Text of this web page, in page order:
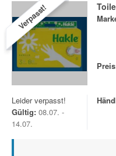
Verpasst!
Leider verpasst!
Gültig: 08.07. -
14.07.